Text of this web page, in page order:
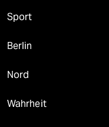
Sport
Berlin
Nord
Wahrheit